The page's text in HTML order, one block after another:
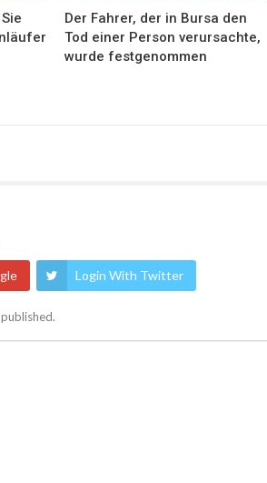
Der Fahrer, der in Bursa den
Tod einer Person verursachte,
wurde festgenommen
Login With Twitter